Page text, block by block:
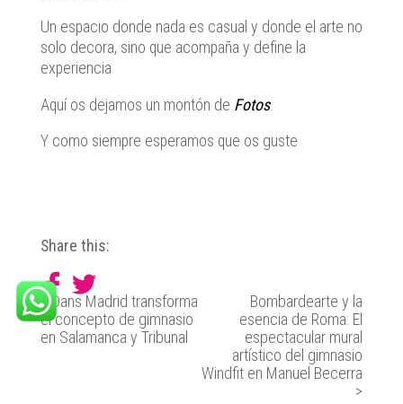
Un espacio donde nada es casual y donde el arte no
solo decora, sino que acompaña y define la
experiencia
Aquí os dejamos un montón de Fotos.
Y como siempre esperamos que os guste
Share this:
<Dans Madrid transforma
el concepto de gimnasio
en Salamanca y Tribunal
Bombardearte y la
esencia de Roma: El
espectacular mural
artístico del gimnasio
Windfit en Manuel Becerra
>